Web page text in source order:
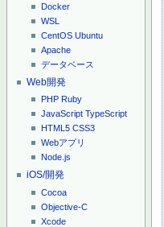
Docker
WSL
CentOS Ubuntu
Apache
データベース
Web開発
PHP Ruby
JavaScript TypeScript
HTML5 CSS3
Webアプリ
Node.js
iOS/開発
Cocoa
Objective-C
Xcode